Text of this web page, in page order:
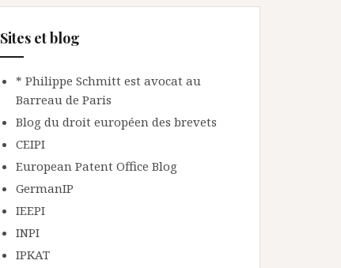
Sites et blog
* Philippe Schmitt est avocat au
Barreau de Paris
Blog du droit européen des brevets
CEIPI
European Patent Office Blog
GermanIP
IEEPI
INPI
IPKAT